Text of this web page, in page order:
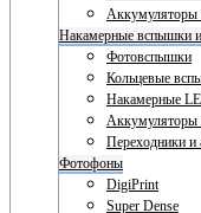
Аккумуляторы
Накамерные вспышки и
Фотовспышки
Кольцевые
Накамерные
Аккумуляторы
Переходники и
Фотофоны
DigiPrint
Super Dense